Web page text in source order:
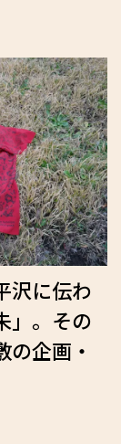
沢に伝わ
」。その
の企画・